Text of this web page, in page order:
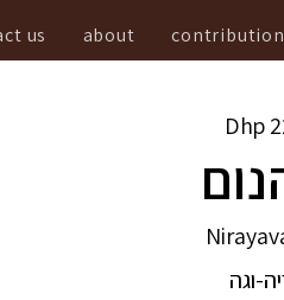
contribution
about
us
Dhp
וגה